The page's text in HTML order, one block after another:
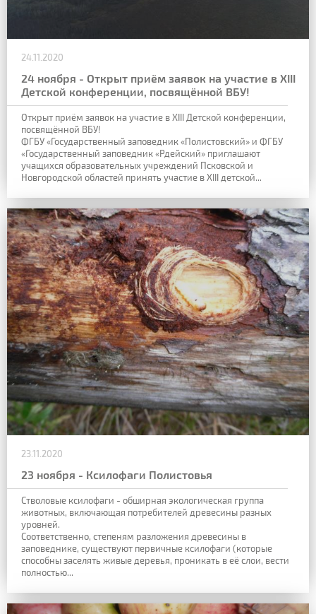
24.11.2020
24 ноября - Открыт приём заявок на участие в XIII
Детской конференции, посвящённой ВБУ!
Открыт приём заявок на участие в XIII Детской конференции,
посвящённой ВБУ!
ФГБУ «Государственный заповедник «Полистовский» и ФГБУ
«Государственный заповедник «Рдейский» приглашают
учащихся образовательных учреждений Псковской и
Новгородской областей принять участие в XIII детской...
23.11.2020
23 ноября - Ксилофаги Полистовья
Стволовые ксилофаги - обширная экологическая группа
животных, включающая потребителей древесины разных
уровней.
Соответственно, степеням разложения древесины в
заповеднике, существуют первичные ксилофаги (которые
способны заселять живые деревья, проникать в её слои, вести
полностью...